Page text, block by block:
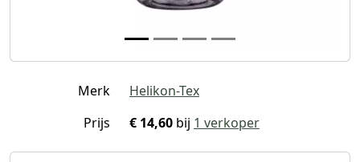
Merk
Helikon-Tex
Prijs
€ 14,60 bij 1 verkoper